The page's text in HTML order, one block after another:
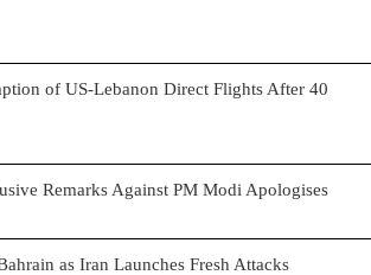
of US-Lebanon Direct Flights After 40
Remarks Against PM Modi Apologises
as Iran Launches Fresh Attacks